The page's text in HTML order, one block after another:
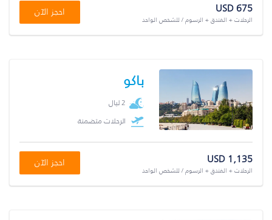
USD 675
الرحلات + الفندق + الرسوم / للشخص الواحد
احجز الآن
باكو
2 ليال
الرحلات متضمنة
USD 1,135
الرحلات + الفندق + الرسوم / للشخص الواحد
احجز الآن